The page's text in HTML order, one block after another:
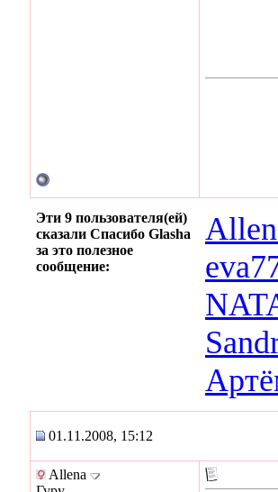
Эти 9 пользователя(ей)
сказали Спасибо Glasha
за это полезное
сообщение:
01.11.2008, 15:12
Allena